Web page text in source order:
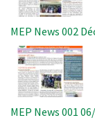
MEP News 002
Image
MEP News 001